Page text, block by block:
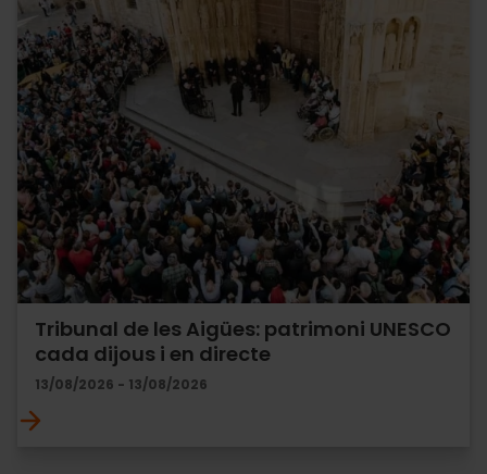
Tribunal de les Aigües: patrimoni UNESCO
cada dijous i en directe
13/08/2026 - 13/08/2026